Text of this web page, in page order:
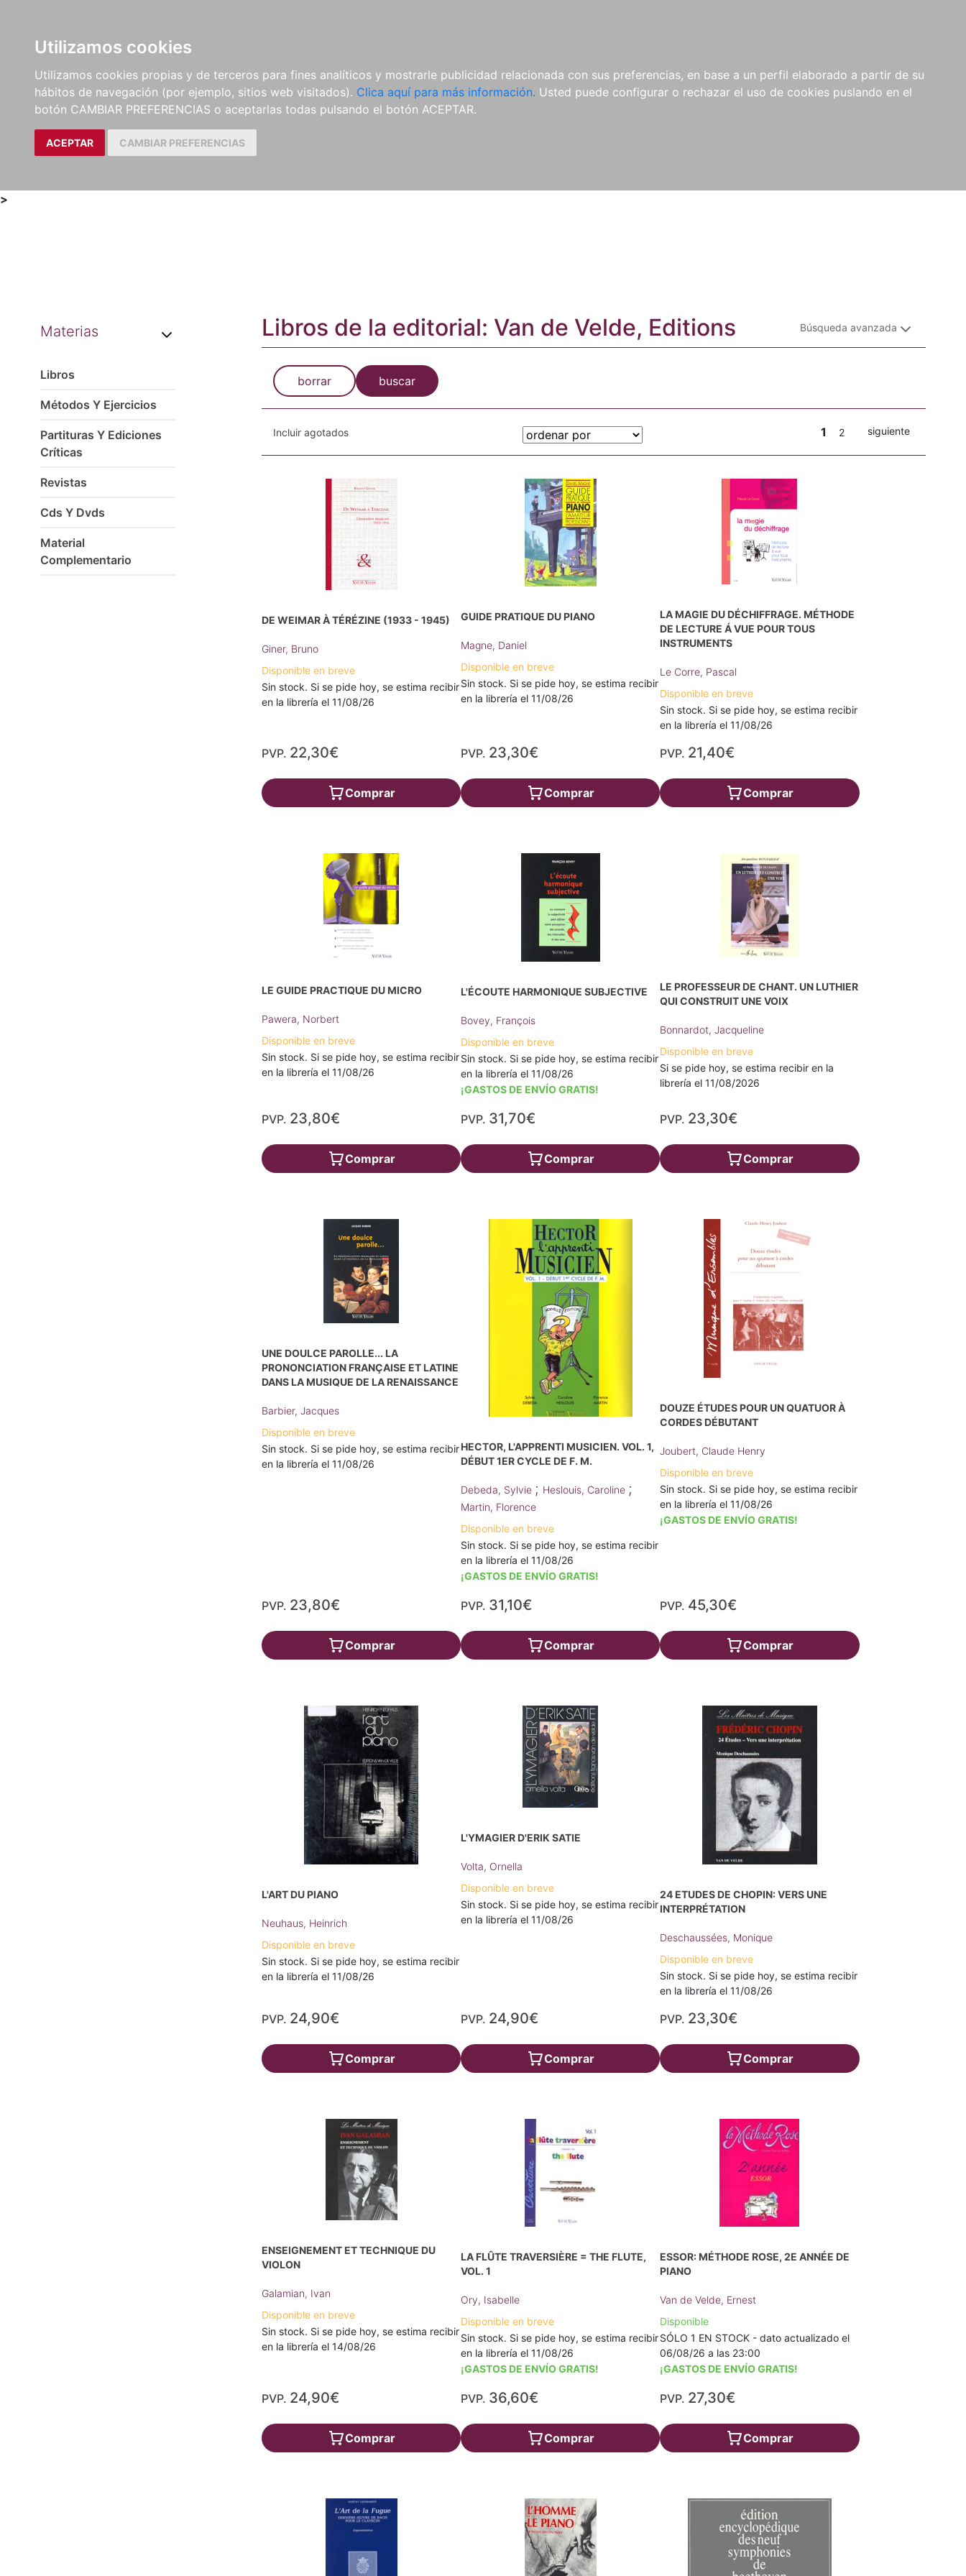
Utilizamos cookies
Utilizamos cookies propias y de terceros para fines analíticos y mostrarle publicidad relacionada con sus preferencias, en base a un perfil elaborado a partir de su
hábitos de navegación (por ejemplo, sitios web visitados). Clica aquí para más información. Usted puede configurar o rechazar el uso de cookies puslando en el
botón CAMBIAR PREFERENCIAS o aceptarlas todas pulsando el botón ACEPTAR.
ACEPTAR CAMBIAR PREFERENCIAS
LIBROS
MÉTODOS Y
EJERCICIOS
PARTITURAS Y EDICIONES
CRÍTICAS
REVISTAS
CDS Y
DVDS
MATERIAL
COMPLEMENTARIO
NOVEDADES NOTICIAS
COMPRAS
INSTITUCIONALES
>
Materias
Libros
Métodos Y Ejercicios
Partituras Y Ediciones
Críticas
Revistas
Cds Y Dvds
Material
Complementario
Libros de la editorial: Van de Velde, Editions Búsqueda avanzada
borrar buscar
Incluir agotados 1 2 siguiente
DE WEIMAR À TÉRÉZINE (1933 - 1945)
Giner, Bruno
Disponible en breve
Sin stock. Si se pide hoy, se estima recibir
en la librería el 11/08/26
PVP. 22,30€
Comprar
GUIDE PRATIQUE DU PIANO
Magne, Daniel
Disponible en breve
Sin stock. Si se pide hoy, se estima recibir
en la librería el 11/08/26
PVP. 23,30€
Comprar
LA MAGIE DU DÉCHIFFRAGE. MÉTHODE
DE LECTURE Á VUE POUR TOUS
INSTRUMENTS
Le Corre, Pascal
Disponible en breve
Sin stock. Si se pide hoy, se estima recibir
en la librería el 11/08/26
PVP. 21,40€
Comprar
LE GUIDE PRACTIQUE DU MICRO
Pawera, Norbert
Disponible en breve
Sin stock. Si se pide hoy, se estima recibir
en la librería el 11/08/26
PVP. 23,80€
Comprar
L'ÉCOUTE HARMONIQUE SUBJECTIVE
Bovey, François
Disponible en breve
Sin stock. Si se pide hoy, se estima recibir
en la librería el 11/08/26
¡GASTOS DE ENVÍO GRATIS!
PVP. 31,70€
Comprar
LE PROFESSEUR DE CHANT. UN LUTHIER
QUI CONSTRUIT UNE VOIX
Bonnardot, Jacqueline
Disponible en breve
Si se pide hoy, se estima recibir en la
librería el 11/08/2026
PVP. 23,30€
Comprar
UNE DOULCE PAROLLE... LA
PRONONCIATION FRANÇAISE ET LATINE
DANS LA MUSIQUE DE LA RENAISSANCE
Barbier, Jacques
Disponible en breve
Sin stock. Si se pide hoy, se estima recibir
en la librería el 11/08/26
PVP. 23,80€
Comprar
HECTOR, L'APPRENTI MUSICIEN. VOL. 1,
DÉBUT 1ER CYCLE DE F. M.
Debeda, Sylvie ; Heslouis, Caroline ;
Martin, Florence
Disponible en breve
Sin stock. Si se pide hoy, se estima recibir
en la librería el 11/08/26
¡GASTOS DE ENVÍO GRATIS!
PVP. 31,10€
Comprar
DOUZE ÉTUDES POUR UN QUATUOR À
CORDES DÉBUTANT
Joubert, Claude Henry
Disponible en breve
Sin stock. Si se pide hoy, se estima recibir
en la librería el 11/08/26
¡GASTOS DE ENVÍO GRATIS!
PVP. 45,30€
Comprar
L'ART DU PIANO
Neuhaus, Heinrich
Disponible en breve
Sin stock. Si se pide hoy, se estima recibir
en la librería el 11/08/26
PVP. 24,90€
Comprar
L'YMAGIER D'ERIK SATIE
Volta, Ornella
Disponible en breve
Sin stock. Si se pide hoy, se estima recibir
en la librería el 11/08/26
PVP. 24,90€
Comprar
24 ETUDES DE CHOPIN: VERS UNE
INTERPRÉTATION
Deschaussées, Monique
Disponible en breve
Sin stock. Si se pide hoy, se estima recibir
en la librería el 11/08/26
PVP. 23,30€
Comprar
ENSEIGNEMENT ET TECHNIQUE DU
VIOLON
Galamian, Ivan
Disponible en breve
Sin stock. Si se pide hoy, se estima recibir
en la librería el 14/08/26
PVP. 24,90€
Comprar
LA FLÛTE TRAVERSIÈRE = THE FLUTE,
VOL. 1
Ory, Isabelle
Disponible en breve
Sin stock. Si se pide hoy, se estima recibir
en la librería el 11/08/26
¡GASTOS DE ENVÍO GRATIS!
PVP. 36,60€
Comprar
ESSOR: MÉTHODE ROSE, 2E ANNÉE DE
PIANO
Van de Velde, Ernest
Disponible
SÓLO 1 EN STOCK - dato actualizado el
06/08/26 a las 23:00
¡GASTOS DE ENVÍO GRATIS!
PVP. 27,30€
Comprar